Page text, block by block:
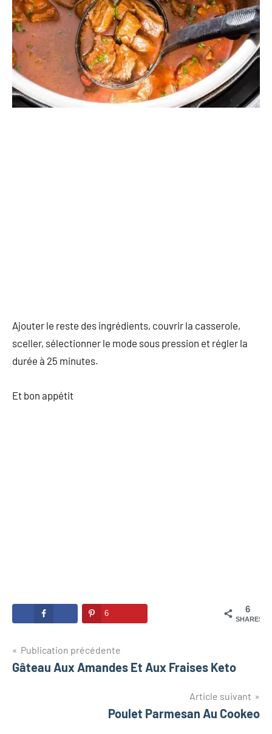
Ajouter le reste des ingrédients, couvrir la casserole,
sceller, sélectionner le mode sous pression et régler la
durée à 25 minutes.
Et bon appétit
6
SHARES
6
Navigation
de
Publication précédente
Gâteau Aux Amandes Et Aux Fraises Keto
Article suivant
Poulet Parmesan Au Cookeo